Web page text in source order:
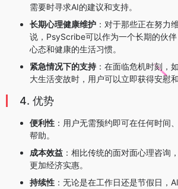
需要时寻求AI的建议和支持。
长期心理健康维护 ：对于那些正在努力
说，PsyScribe可以作为一个长期的伙
心态和健康的生活习惯。
紧急情况下的支持 ：在面临危机时刻，
大生活变故时，用户可以立即获得安慰
4. 优势
便利性 ：用户无需预约即可在任何时间
帮助。
成本效益 ：相比传统的面对面心理咨询
更加经济实惠。
持续性 ：无论是在工作日还是节假日，